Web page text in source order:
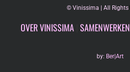
© Vinissima | All Rights
OVER VINISSIMA SAMENWERKEN
by: Ber|Art